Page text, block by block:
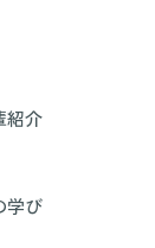
紹介
学び